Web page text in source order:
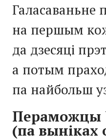
Галасаваньне
на першым
да дзесяці
а потым
па найбольш
Пераможцы
(па выніках